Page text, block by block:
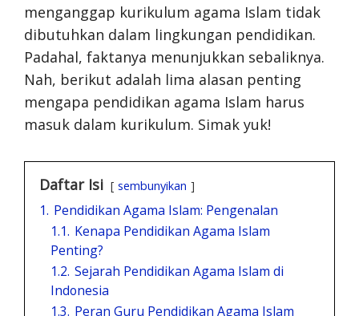
menganggap kurikulum agama Islam tidak
dibutuhkan dalam lingkungan pendidikan.
Padahal, faktanya menunjukkan sebaliknya.
Nah, berikut adalah lima alasan penting
mengapa pendidikan agama Islam harus
masuk dalam kurikulum. Simak yuk!
Daftar Isi sembunyikan
1. Pendidikan Agama Islam: Pengenalan
1.1. Kenapa Pendidikan Agama Islam
Penting?
1.2. Sejarah Pendidikan Agama Islam di
Indonesia
1.3. Peran Guru Pendidikan Agama Islam